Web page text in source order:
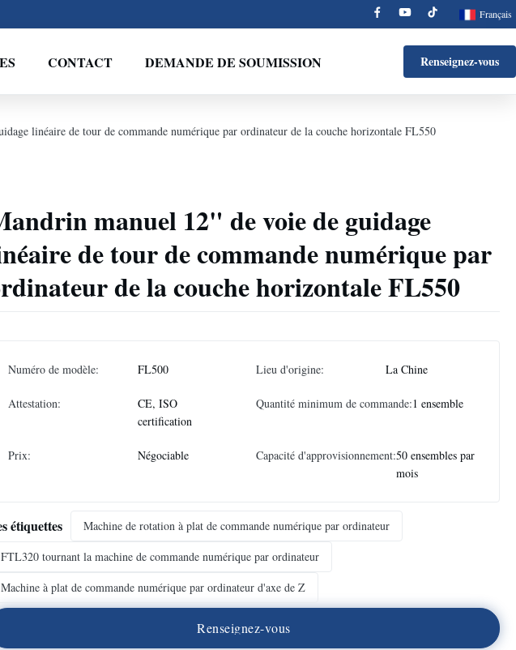
Français
CONTACT DEMANDE DE SOUMISSION Renseignez-vous
linéaire de tour de commande numérique par ordinateur de la couche horizontale FL550
manuel 12" de voie de guidage
de tour de commande numérique par
de la couche horizontale FL550
Numéro de modèle: FL500 Lieu d'origine: La Chine
Attestation:
CE, ISO
certification
Quantité minimum de commande:1 ensemble
Prix: Négociable Capacité d'approvisionnement:50 ensembles par
mois
étiquettes
Machine de rotation à plat de commande numérique par ordinateur
FTL320 tournant la machine de commande numérique par ordinateur
Machine à plat de commande numérique par ordinateur d'axe de Z
Renseignez-vous